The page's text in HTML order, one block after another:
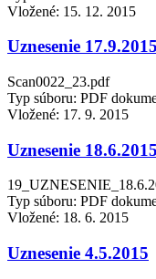
Vložené: 15. 12. 2015
Uznesenie 17.9.2015
Scan0022_23.pdf
Typ súboru: PDF
Vložené: 17. 9. 2015
Uznesenie 18.6.2015
Typ súboru: PDF
Vložené: 18. 6. 2015
Uznesenie 4.5.2015